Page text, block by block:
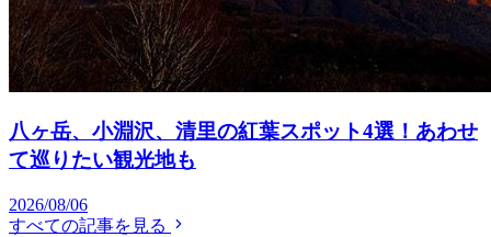
八ヶ岳、小淵沢、清里の紅葉スポット4選！あわせ
て巡りたい観光地も
2026/08/06
すべての記事を見る